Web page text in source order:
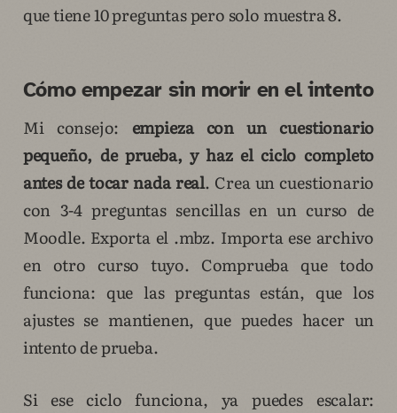
que tiene 10 preguntas pero solo muestra 8.
Cómo empezar sin morir en el intento
Mi consejo: empieza con un cuestionario
pequeño, de prueba, y haz el ciclo completo
antes de tocar nada real. Crea un cuestionario
con 3-4 preguntas sencillas en un curso de
Moodle. Exporta el .mbz. Importa ese archivo
en otro curso tuyo. Comprueba que todo
funciona: que las preguntas están, que los
ajustes se mantienen, que puedes hacer un
intento de prueba.
Si ese ciclo funciona, ya puedes escalar: